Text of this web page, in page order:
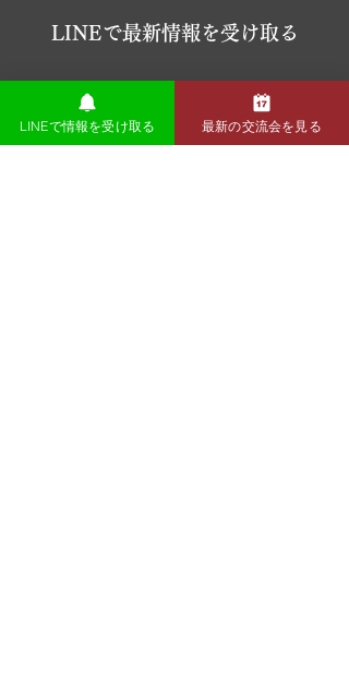
LINEで最新情報を受け取る
以下よりぜひご登録ください。
LINEで情報を受け取る 最新の交流会を見る